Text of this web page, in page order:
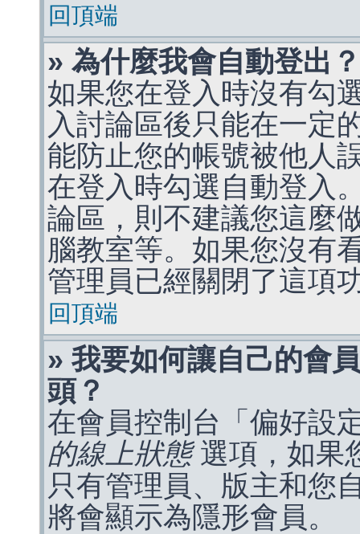
回頂端
» 為什麼我會自動登出？
如果您在登入時沒有勾
入討論區後只能在一定
能防止您的帳號被他人
在登入時勾選自動登入
論區，則不建議您這麼
腦教室等。如果您沒有
管理員已經關閉了這項
回頂端
» 我要如何讓自己的會
頭？
在會員控制台「偏好設
的線上狀態選項，如果
只有管理員、版主和您
將會顯示為隱形會員。